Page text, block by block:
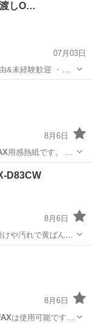
しO…
07月03日
&未経験歓迎
・直
1～OK ・日払い・
・土木工事現場
8月6日
用感熱紙です。 …
台 UX-D83CW
8月6日
や汚れで黄ばんで
します。
8月6日
は使用可能です